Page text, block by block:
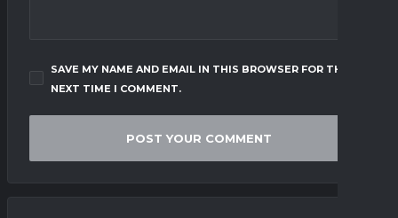
SAVE MY NAME AND EMAIL IN THIS BROWSER FOR THE
NEXT TIME I COMMENT.